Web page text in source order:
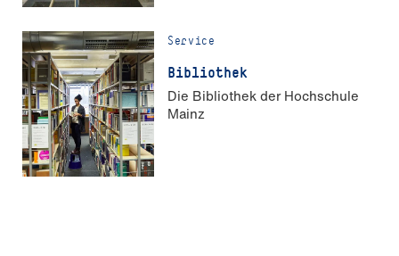
Service
Bibliothek
Die Bibliothek der Hochschule
Mainz